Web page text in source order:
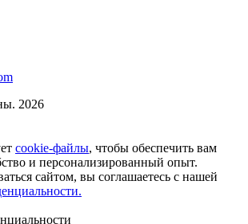
2026
cookie-файлы, чтобы обеспечить вам
и персонализированный опыт.
сайтом, вы соглашаетесь с нашей